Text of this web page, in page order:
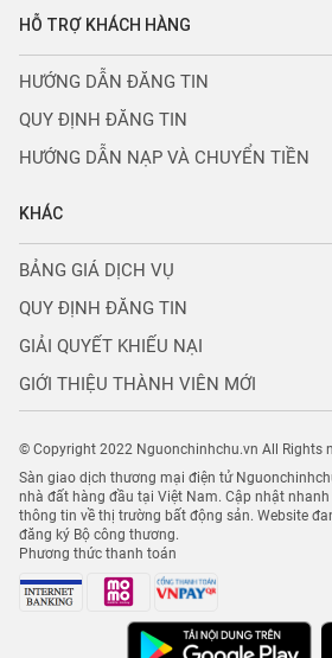
HỖ TRỢ KHÁCH HÀNG
HƯỚNG DẪN ĐĂNG TIN
QUY ĐỊNH ĐĂNG TIN
HƯỚNG DẪN NẠP VÀ CHUYỂN TIỀN
KHÁC
BẢNG GIÁ DỊCH VỤ
QUY ĐỊNH ĐĂNG TIN
GIẢI QUYẾT KHIẾU NẠI
GIỚI THIỆU THÀNH VIÊN MỚI
© Copyright 2022 Nguonchinhchu.vn All Rights
Sàn giao dịch thương mại điện tử
nhà đất hàng đầu tại Việt Nam. Cập nhật
thông tin về thị trường bất động sản. Website
đăng ký Bộ công thương.
Phương thức thanh toán